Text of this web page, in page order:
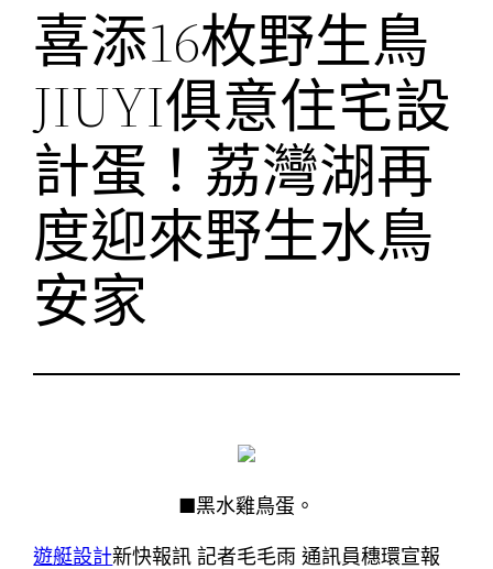
喜添16枚野生鳥
JIUYI俱意住宅設
計蛋！荔灣湖再
度迎來野生水鳥
安家
■黑水雞鳥蛋。
遊艇設計新快報訊 記者毛毛雨 通訊員穗環宣報